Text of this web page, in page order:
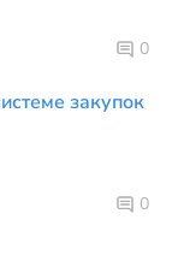
0
закупок
0